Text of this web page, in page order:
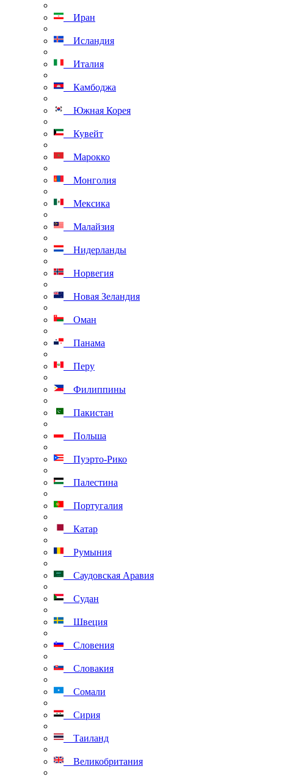
Иран
Исландия
Италия
Камбоджа
Южная Корея
Кувейт
Марокко
Монголия
Мексика
Малайзия
Нидерланды
Норвегия
Новая Зеландия
Оман
Панама
Перу
Филиппины
Пакистан
Польша
Пуэрто-Рико
Палестина
Португалия
Катар
Румыния
Саудовская Аравия
Судан
Швеция
Словения
Словакия
Сомали
Сирия
Таиланд
Великобритания